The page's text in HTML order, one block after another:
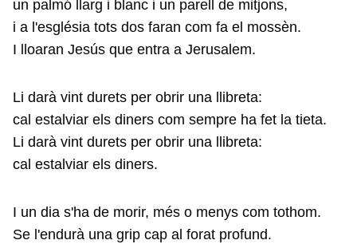
un palmó llarg i blanc i un parell de mitjons,
i a l'església tots dos faran com fa el mossèn.
I lloaran Jesús que entra a Jerusalem.
Li darà vint durets per obrir una llibreta:
cal estalviar els diners com sempre ha fet la tieta.
Li darà vint durets per obrir una llibreta:
cal estalviar els diners.
I un dia s'ha de morir, més o menys com tothom.
Se l'endurà una grip cap al forat profund.